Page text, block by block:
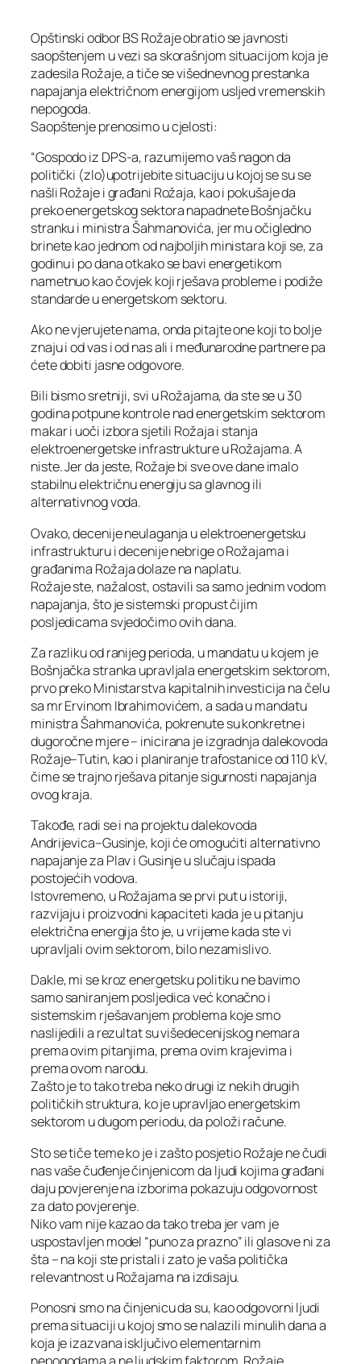
Opštinski odbor BS Rožaje obratio se javnosti
saopštenjem u vezi sa skorašnjom situacijom koja je
zadesila Rožaje, a tiče se višednevnog prestanka
napajanja električnom energijom usljed vremenskih
nepogoda.
Saopštenje prenosimo u cjelosti:
“Gospodo iz DPS-a, razumijemo vaš nagon da
politički (zlo)upotrijebite situaciju u kojoj se su se
našli Rožaje i građani Rožaja, kao i pokušaje da
preko energetskog sektora napadnete Bošnjačku
stranku i ministra Šahmanovića, jer mu očigledno
brinete kao jednom od najboljih ministara koji se, za
godinu i po dana otkako se bavi energetikom
nametnuo kao čovjek koji rješava probleme i podiže
standarde u energetskom sektoru.
Ako ne vjerujete nama, onda pitajte one koji to bolje
znaju i od vas i od nas ali i međunarodne partnere pa
ćete dobiti jasne odgovore.
Bili bismo sretniji, svi u Rožajama, da ste se u 30
godina potpune kontrole nad energetskim sektorom
makar i uoči izbora sjetili Rožaja i stanja
elektroenergetske infrastrukture u Rožajama. A
niste. Jer da jeste, Rožaje bi sve ove dane imalo
stabilnu električnu energiju sa glavnog ili
alternativnog voda.
Ovako, decenije neulaganja u elektroenergetsku
infrastrukturu i decenije nebrige o Rožajama i
građanima Rožaja dolaze na naplatu.
Rožaje ste, nažalost, ostavili sa samo jednim vodom
napajanja, što je sistemski propust čijim
posljedicama svjedočimo ovih dana.
Za razliku od ranijeg perioda, u mandatu u kojem je
Bošnjačka stranka upravljala energetskim sektorom,
prvo preko Ministarstva kapitalnih investicija na čelu
sa mr Ervinom Ibrahimovićem, a sada u mandatu
ministra Šahmanovića, pokrenute su konkretne i
dugoročne mjere – inicirana je izgradnja dalekovoda
Rožaje–Tutin, kao i planiranje trafostanice od 110 kV,
čime se trajno rješava pitanje sigurnosti napajanja
ovog kraja.
Takođe, radi se i na projektu dalekovoda
Andrijevica–Gusinje, koji će omogućiti alternativno
napajanje za Plav i Gusinje u slučaju ispada
postojećih vodova.
Istovremeno, u Rožajama se prvi put u istoriji,
razvijaju i proizvodni kapaciteti kada je u pitanju
električna energija što je, u vrijeme kada ste vi
upravljali ovim sektorom, bilo nezamislivo.
Dakle, mi se kroz energetsku politiku ne bavimo
samo saniranjem posljedica već konačno i
sistemskim rješavanjem problema koje smo
naslijedili a rezultat su višedecenijskog nemara
prema ovim pitanjima, prema ovim krajevima i
prema ovom narodu.
Zašto je to tako treba neko drugi iz nekih drugih
političkih struktura, ko je upravljao energetskim
sektorom u dugom periodu, da položi račune.
Sto se tiče teme ko je i zašto posjetio Rožaje ne čudi
nas vaše čuđenje činjenicom da ljudi kojima građani
daju povjerenje na izborima pokazuju odgovornost
za dato povjerenje.
Niko vam nije kazao da tako treba jer vam je
uspostavljen model “puno za prazno” ili glasove ni za
šta – na koji ste pristali i zato je vaša politička
relevantnost u Rožajama na izdisaju.
Ponosni smo na činjenicu da su, kao odgovorni ljudi
prema situaciji u kojoj smo se nalazili minulih dana a
koja je izazvana isključivo elementarnim